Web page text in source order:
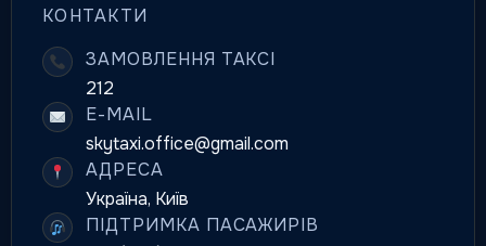
КОНТАКТИ
ЗАМОВЛЕННЯ ТАКСІ
212
E-MAIL
skytaxi.office@gmail.com
АДРЕСА
Україна, Київ
ПІДТРИМКА ПАСАЖИРІВ